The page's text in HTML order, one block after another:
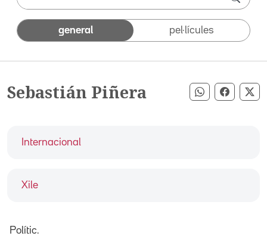
general pel·lícules
Sebastián Piñera Compartir
Internacional
Xile
Polític.